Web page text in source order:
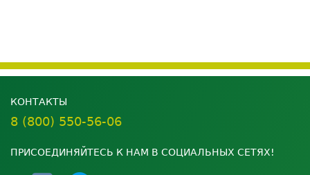
КОНТАКТЫ
8 (800) 550-56-06
ПРИСОЕДИНЯЙТЕСЬ К НАМ В СОЦИАЛЬНЫХ СЕТЯХ!